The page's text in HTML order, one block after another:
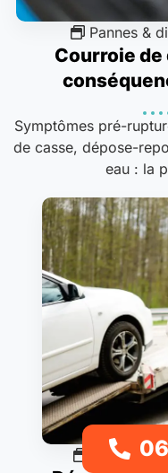
Pannes &
Courroie
Symptômes pré-
de casse, dépose-
eau : la